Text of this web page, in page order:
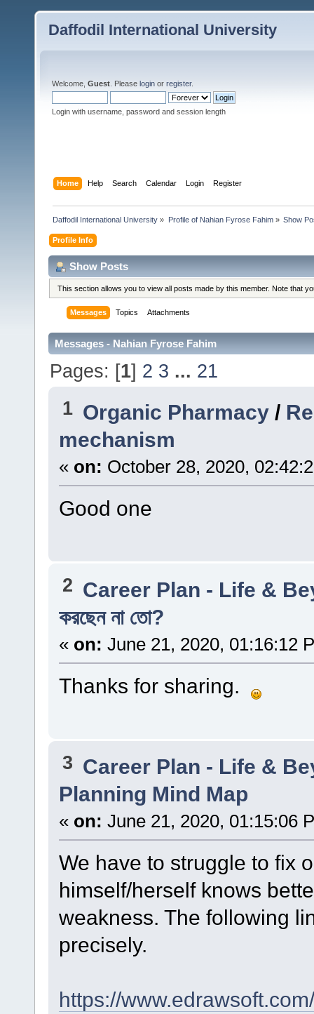
Daffodil International University
Welcome, Guest . Please login or register.
Login with username, password and session length
Home Help Search Calendar Login Register
Daffodil International University » Profile of Nahian Fyrose Fahim» Show
Profile Info
Show Posts
This section allows you to view all posts made by this member. Note that
Messages Topics Attachments
Messages - Nahian Fyrose Fahim
Pages: [1] 2 3 ... 21
1 Organic Pharmacy /
mechanism
« on: October 28, 2020,
Good one
2 Career Plan - Life &
করছেন না তো?
« on: June 21, 2020, 01:16:12
Thanks for sharing.
3 Career Plan - Life &
Planning Mind Map
« on: June 21, 2020, 01:15:06
We have to struggle to fix
himself/herself knows
weakness. The following
precisely.
https://